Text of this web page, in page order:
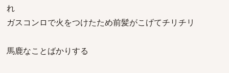
れ
ガスコンロで火をつけたため前髪がこげてチリチリ
馬鹿なことばかりする